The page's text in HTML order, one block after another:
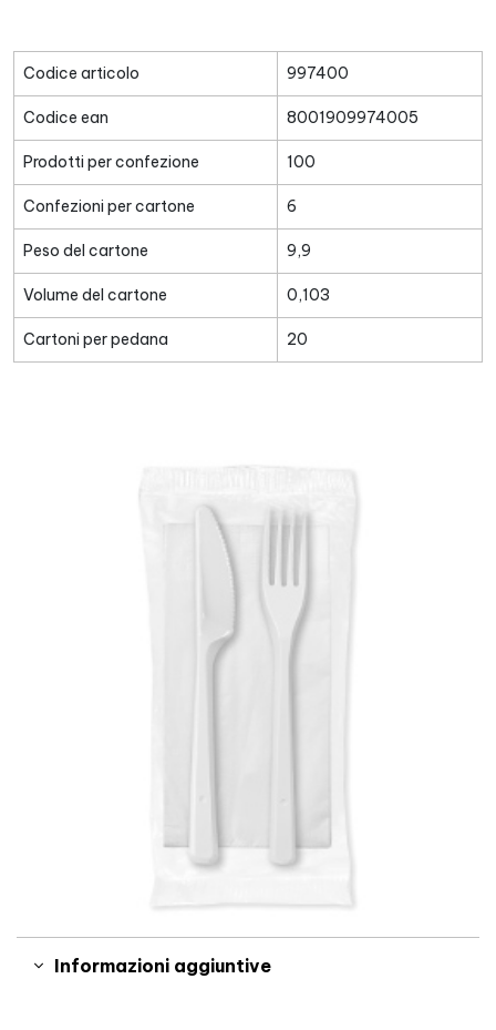
Codice articolo 997400
Codice ean 8001909974005
Prodotti per confezione 100
Confezioni per cartone 6
Peso del cartone 9,9
Volume del cartone 0,103
Cartoni per pedana 20
Informazioni aggiuntive